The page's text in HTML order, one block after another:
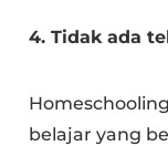
4. Tidak ada
belajar yang